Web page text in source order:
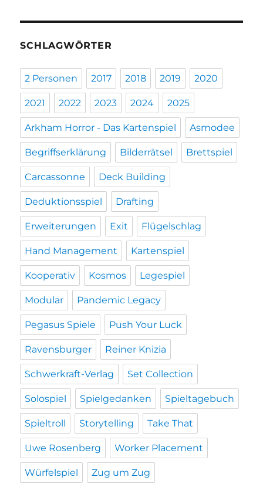
SCHLAGWÖRTER
2 Personen 2017 2018 2019 2020
2021 2022 2023 2024 2025
Arkham Horror - Das Kartenspiel Asmodee
Begriffserklärung Bilderrätsel Brettspiel
Carcassonne Deck Building
Deduktionsspiel Drafting
Erweiterungen Exit Flügelschlag
Hand Management Kartenspiel
Kooperativ Kosmos Legespiel
Modular Pandemic Legacy
Pegasus Spiele Push Your Luck
Ravensburger Reiner Knizia
Schwerkraft-Verlag Set Collection
Solospiel Spielgedanken Spieltagebuch
Spieltroll Storytelling Take That
Uwe Rosenberg Worker Placement
Würfelspiel Zug um Zug